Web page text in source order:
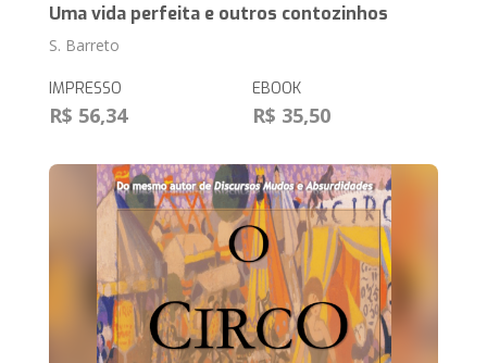
Uma vida perfeita e outros contozinhos
S. Barreto
IMPRESSO
R$ 56,34
EBOOK
R$ 35,50